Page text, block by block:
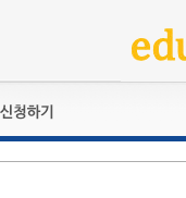
교육훈련